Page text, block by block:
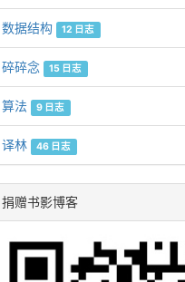
数据结构 12 日志
碎碎念 15 日志
算法 9 日志
译林 46 日志
捐赠书影博客